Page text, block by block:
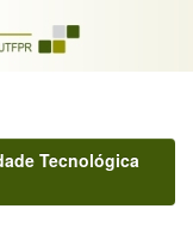
Tecnológica